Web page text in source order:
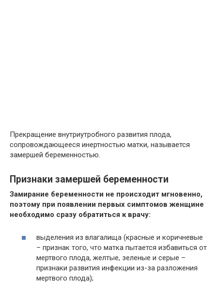
Прекращение внутриутробного развития плода,
сопровождающееся инертностью матки, называется
замершей беременностью.
Признаки замершей беременности
Замирание беременности не происходит мгновенно,
поэтому при появлении первых симптомов женщине
необходимо сразу обратиться к врачу:
выделения из влагалища (красные и коричневые
– признак того, что матка пытается избавиться от
мертвого плода, желтые, зеленые и серые –
признаки развития инфекции из-за разложения
мертвого плода);